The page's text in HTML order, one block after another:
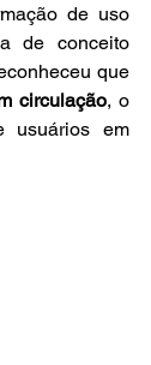
de uso
de conceito
que
circulação, o
usuários em